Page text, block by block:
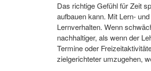
Das richtige Gefühl für Zeit
aufbauen kann. Mit Lern-
Lernverhalten. Wenn
nachhaltiger, als wenn der
Termine oder
zielgerichteter umzugehen,